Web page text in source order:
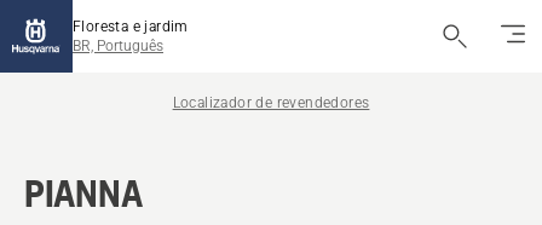
Floresta e jardim
BR, Português
Localizador de revendedores
PIANNA